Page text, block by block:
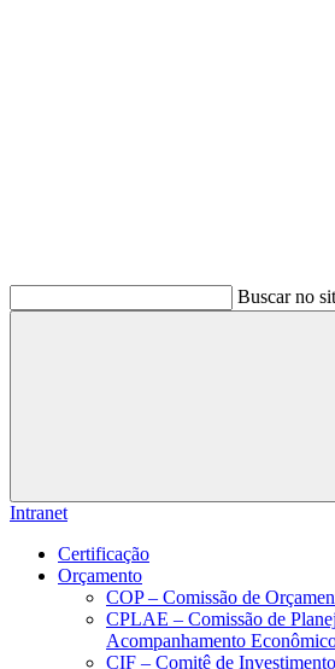
Buscar no
Buscar
Intranet
Certificação
Orçamento
COP – Comissão de
CPLAE – Comissão de
Acompanhamento
CIF – Comitê de